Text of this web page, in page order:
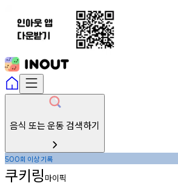
음식 또는 운동 검색하기
500회 이상기록
쿠키링 마이픽